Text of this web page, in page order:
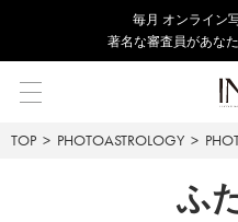
毎⽉ オンライン
著名な審査員があな
TOP PHOTOASTROLOGY
ふ